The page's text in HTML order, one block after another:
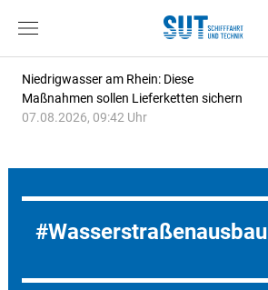
Niedrigwasser am Rhein: Diese
Maßnahmen sollen Lieferketten sichern
07.08.2026, 09:42 Uhr
Wasserstraßenausbau